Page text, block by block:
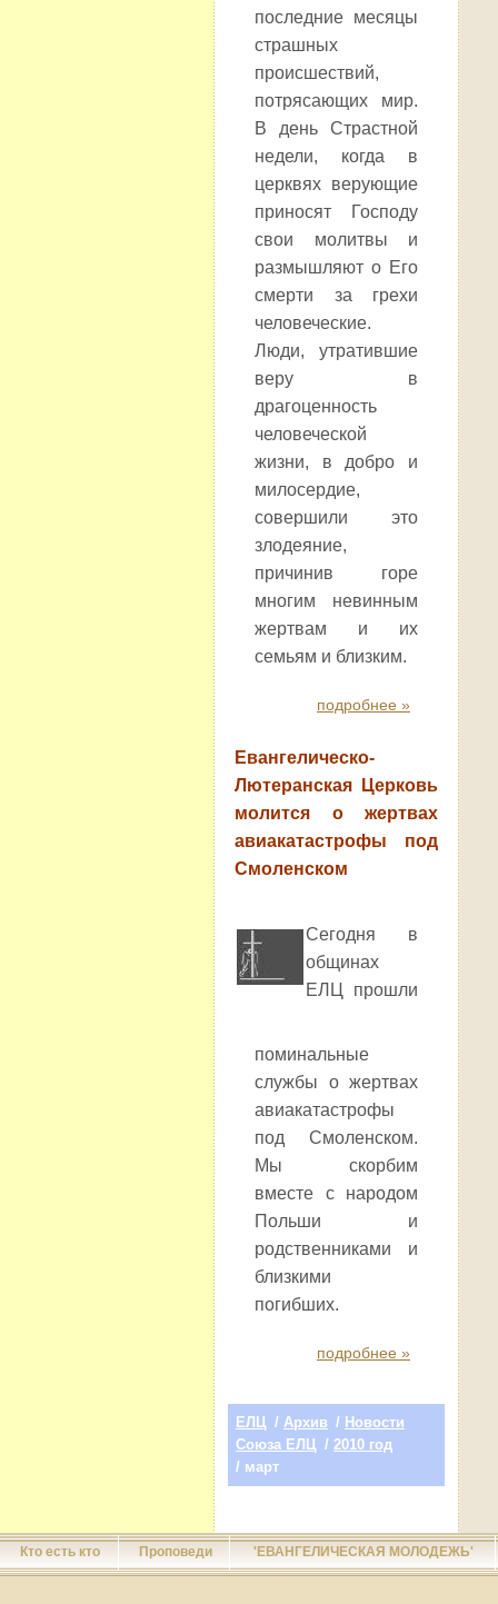
последние месяцы
страшных
происшествий,
потрясающих мир.
В день Страстной
недели, когда в
церквях верующие
приносят Господу
свои молитвы и
размышляют о Его
смерти за грехи
человеческие.
Люди, утратившие
веру в
драгоценность
человеческой
жизни, в добро и
милосердие,
совершили это
злодеяние,
причинив горе
многим невинным
жертвам и их
семьям и близким.
подробнее »
Евангелическо-
Лютеранская Церковь
молится о жертвах
авиакатастрофы под
Смоленском
Сегодня в
общинах
ЕЛЦ прошли
поминальные
службы о жертвах
авиакатастрофы
под Смоленском.
Мы скорбим
вместе с народом
Польши и
родственниками и
близкими
погибших.
подробнее »
ЕЛЦ / Архив / Новости
Союза ЕЛЦ / 2010 год
/ март
Кто есть кто Проповеди 'ЕВАНГЕЛИЧЕСКАЯ МОЛОДЕЖЬ'